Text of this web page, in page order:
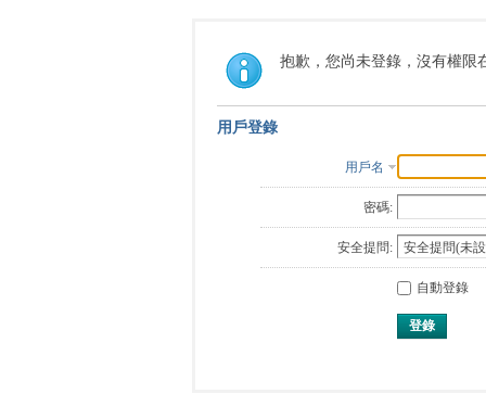
抱歉，您尚未登錄，沒有權限
用戶登錄
用戶名
密碼:
安全提問:
自動登錄
登錄